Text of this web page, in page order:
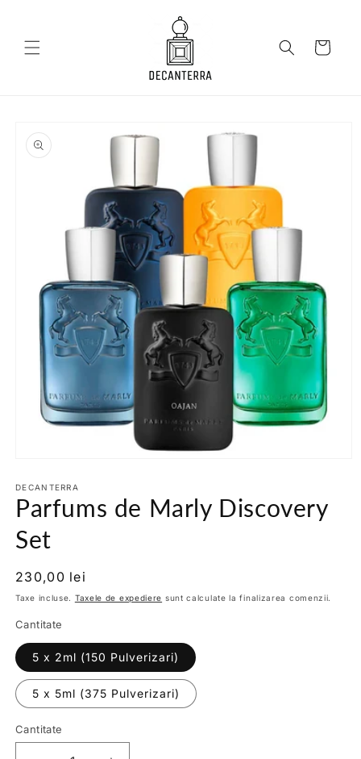
Coș
despre
produs
media
1
într-
fereastră
modală
DECANTERRA
Parfums de Marly Discovery
Set
Preț
obișnuit
230,00 lei
Taxe incluse. Taxele de expediere sunt calculate la finalizarea comenzii.
Cantitate
5 x 2ml (150 Pulverizari)
5 x 5ml (375 Pulverizari)
Cantitate